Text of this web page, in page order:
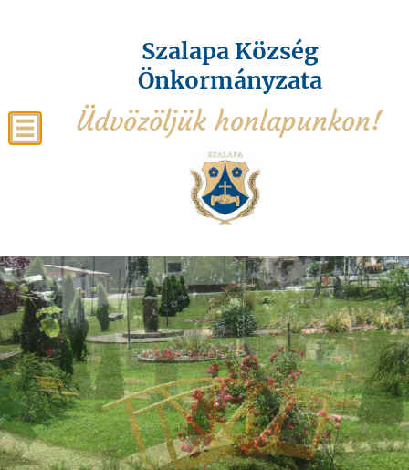
Szalapa Község
Önkormányzata
Üdvözöljük honlapunkon!